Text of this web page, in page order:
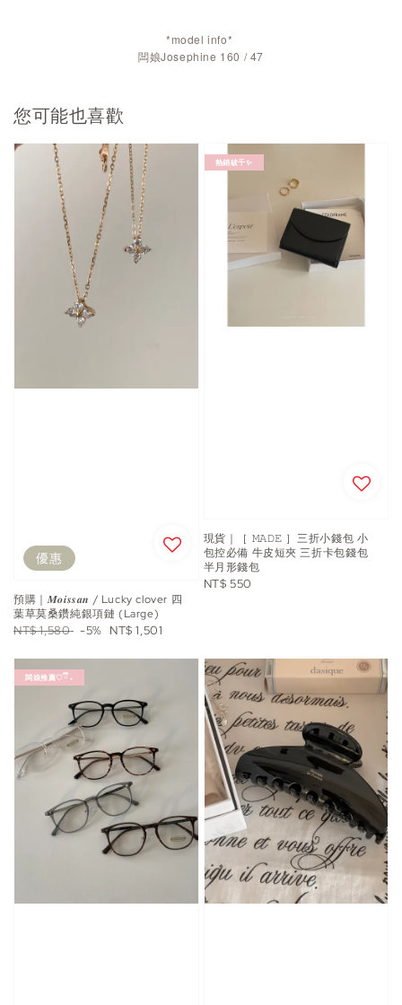
*model info*
闆娘Josephine 160 / 47
您可能也喜歡
優惠
預購｜𝑴𝒐𝒊𝒔𝒔𝒂𝒏 / Lucky clover 四
葉草莫桑鑽純銀項鏈 (Large)
Regular
NT$ 1,580 -5% Sale
NT$ 1,501
熱銷破千✨
現貨｜［ 𝙼𝙰𝙳𝙴 ］三折小錢包 小
包控必備 牛皮短夾 三折卡包錢包
半月形錢包
Regular
NT$ 550
闆娘推薦♡ྀི ₊